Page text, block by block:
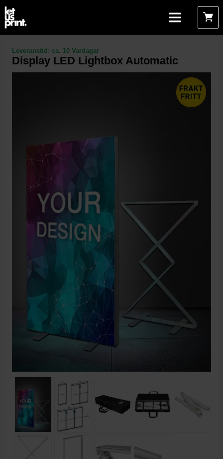
Leveranstid: ca. 10 Vardagar
Display LED Lightbox Automatic